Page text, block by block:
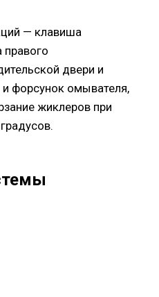
— клавиша
двери и
и форсунок омывателя,
жиклеров при